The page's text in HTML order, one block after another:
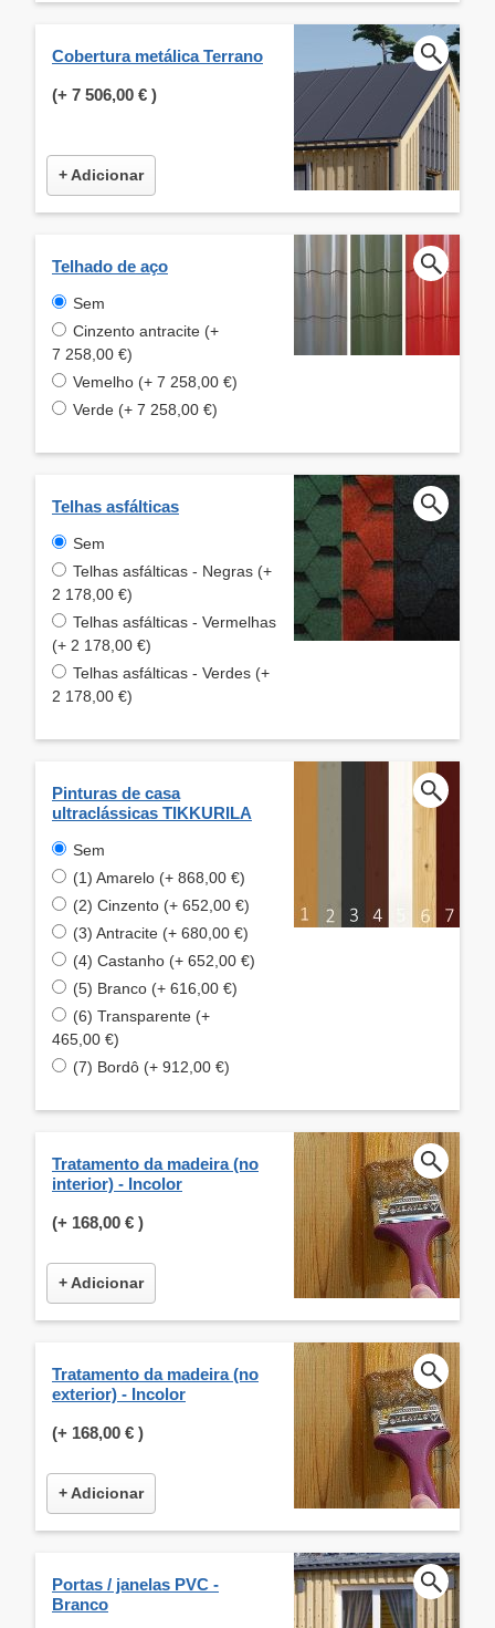
Cobertura metálica Terrano
(+ 7 506,00 € )
+ Adicionar
Telhado de aço
Sem
Cinzento antracite (+
7 258,00 €)
Vemelho (+ 7 258,00 €)
Verde (+ 7 258,00 €)
Telhas asfálticas
Sem
Telhas asfálticas - Negras (+
2 178,00 €)
Telhas asfálticas - Vermelhas
(+ 2 178,00 €)
Telhas asfálticas - Verdes (+
2 178,00 €)
Pinturas de casa
ultraclássicas TIKKURILA
Sem
(1) Amarelo (+ 868,00 €)
(2) Cinzento (+ 652,00 €)
(3) Antracite (+ 680,00 €)
(4) Castanho (+ 652,00 €)
(5) Branco (+ 616,00 €)
(6) Transparente (+
465,00 €)
(7) Bordô (+ 912,00 €)
Tratamento da madeira (no
interior) - Incolor
(+ 168,00 € )
+ Adicionar
Tratamento da madeira (no
exterior) - Incolor
(+ 168,00 € )
+ Adicionar
Portas / janelas PVC -
Branco